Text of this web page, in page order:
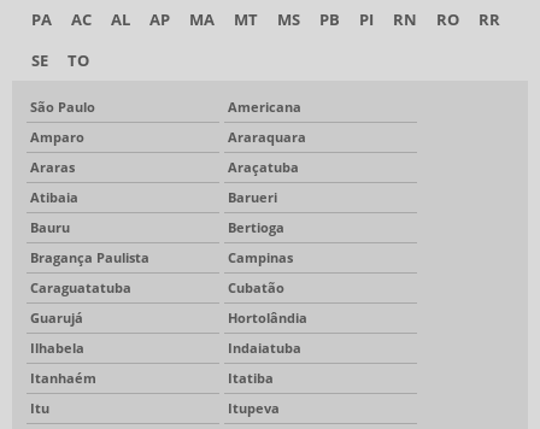
PA
AC AL AP MA MT MS PB PI RN RO
RR
SE
TO
São Paulo
Americana
Amparo
Araraquara
Araras
Araçatuba
Atibaia
Barueri
Bauru
Bertioga
Bragança Paulista
Campinas
Caraguatatuba
Cubatão
Guarujá
Hortolândia
Ilhabela
Indaiatuba
Itanhaém
Itatiba
Itu
Itupeva